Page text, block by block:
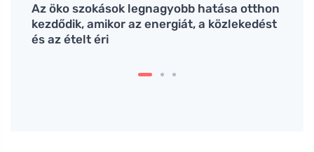
Az öko szokások legnagyobb hatása otthon
kezdődik, amikor az energiát, a közlekedést
és az ételt éri